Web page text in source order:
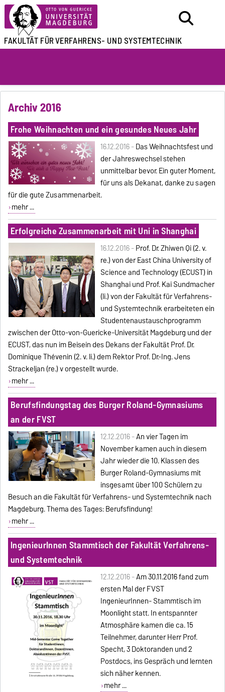
FAKULTÄT FÜRVERFAHRENS- UND SYSTEMTECHNIK
Archiv 2016
Frohe Weihnachten und ein gesundes Neues Jahr
16.12.2016 -Das Weihnachtsfest und
der Jahreswechsel stehen
unmittelbar bevor. Ein guter Moment,
für uns als Dekanat, danke zu sagen
für die gute Zusammenarbeit.
mehr ...
Erfolgreiche Zusammenarbeit mit Uni in Shanghai
16.12.2016 -Prof. Dr. Zhiwen Qi (2. v.
re.) von der East China University of
Science and Technology (ECUST) in
Shanghai und Prof. Kai Sundmacher
(li.) von der Fakultät für Verfahrens-
und Systemtechnik erarbeiteten ein
Studentenaustauschprogramm
zwischen der Otto-von-Guericke-Universität Magdeburg und der
ECUST, das nun im Beisein des Dekans der Fakultät Prof. Dr.
Dominique Thévenin (2. v. li.) dem Rektor Prof. Dr.-Ing. Jens
Strackeljan (re.) v orgestellt wurde.
mehr ...
Berufsfindungstag des Burger Roland-Gymnasiums
an der FVST
12.12.2016 -An vier Tagen im
November kamen auch in diesem
Jahr wieder die 10. Klassen des
Burger Roland-Gymnasiums mit
insgesamt über 100 Schülern zu
Besuch an die Fakultät für Verfahrens- und Systemtechnik nach
Magdeburg. Thema des Tages: Berufsfindung!
mehr ...
IngenieurInnen Stammtisch der Fakultät Verfahrens-
und Systemtechnik
12.12.2016 -Am 30.11.2016 fand zum
ersten Mal der FVST
IngenieurInnen- Stammtisch im
Moonlight statt. In entspannter
Atmosphäre kamen die ca. 15
Teilnehmer, darunter Herr Prof.
Specht, 3 Doktoranden und 2
Postdocs, ins Gespräch und lernten
sich näher kennen.
mehr ...